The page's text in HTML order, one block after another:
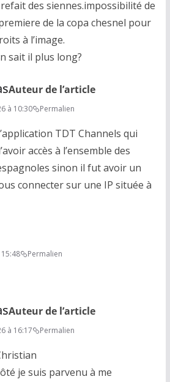
des siennes.impossibilité de
de la copa chesnel pour
à l’image.
sait il plus long?
Auteur de l’article
à 10:30 Permalien
TDT Channels qui
accès à l’ensemble des
sinon il fut avoir un
connecter sur une IP située à
Permalien
Auteur de l’article
à 16:17 Permalien
je suis parvenu à me